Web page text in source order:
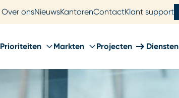
Over onsNieuwsKantorenContactKlant support
Prioriteiten Markten Projecten Diensten